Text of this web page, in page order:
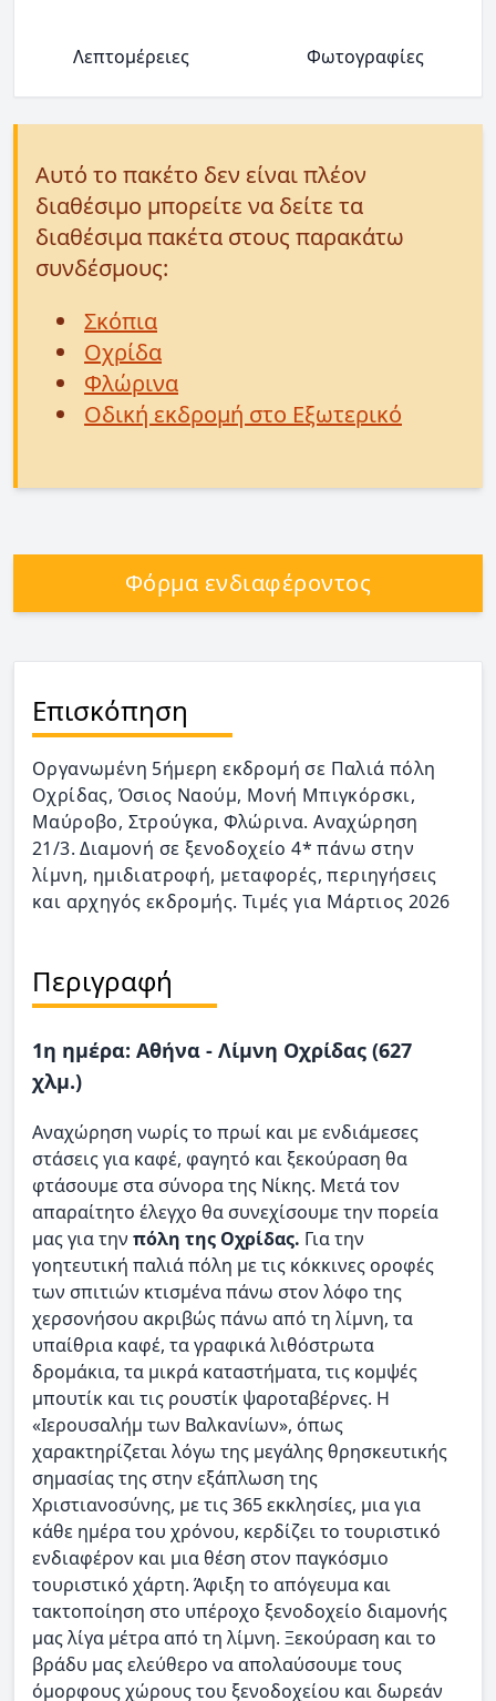
Λεπτομέρειες Φωτογραφίες
Αυτό το πακέτο δεν είναι πλέον
διαθέσιμο μπορείτε να δείτε τα
διαθέσιμα πακέτα στους παρακάτω
συνδέσμους:
Σκόπια
Οχρίδα
Φλώρινα
Οδική εκδρομή στο Εξωτερικό
Φόρμα ενδιαφέροντος
Επισκόπηση
Οργανωμένη 5ήμερη εκδρομή σε Παλιά πόλη
Οχρίδας, Όσιος Ναούμ, Μονή Μπιγκόρσκι,
Μαύροβο, Στρούγκα, Φλώρινα. Αναχώρηση
21/3. Διαμονή σε ξενοδοχείο 4* πάνω στην
λίμνη, ημιδιατροφή, μεταφορές, περιηγήσεις
και αρχηγός εκδρομής. Τιμές για Μάρτιος 2026
Περιγραφή
1η ημέρα: Αθήνα - Λίμνη Οχρίδας (627
χλμ.)
Αναχώρηση νωρίς το πρωί και με ενδιάμεσες
στάσεις για καφέ, φαγητό και ξεκούραση θα
φτάσουμε στα σύνορα της Νίκης. Μετά τον
απαραίτητο έλεγχο θα συνεχίσουμε την πορεία
μας για την πόλη της Οχρίδας. Για την
γοητευτική παλιά πόλη με τις κόκκινες οροφές
των σπιτιών κτισμένα πάνω στον λόφο της
χερσονήσου ακριβώς πάνω από τη λίμνη, τα
υπαίθρια καφέ, τα γραφικά λιθόστρωτα
δρομάκια, τα μικρά καταστήματα, τις κομψές
μπουτίκ και τις ρουστίκ ψαροταβέρνες. Η
«Ιερουσαλήμ των Βαλκανίων», όπως
χαρακτηρίζεται λόγω της μεγάλης θρησκευτικής
σημασίας της στην εξάπλωση της
Χριστιανοσύνης, με τις 365 εκκλησίες, μια για
κάθε ημέρα του χρόνου, κερδίζει το τουριστικό
ενδιαφέρον και μια θέση στον παγκόσμιο
τουριστικό χάρτη. Άφιξη το απόγευμα και
τακτοποίηση στο υπέροχο ξενοδοχείο διαμονής
μας λίγα μέτρα από τη λίμνη. Ξεκούραση και το
βράδυ μας ελεύθερο να απολαύσουμε τους
όμορφους χώρους του ξενοδοχείου και δωρεάν